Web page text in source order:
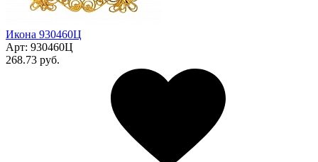
Икона 930460Ц
Арт: 930460Ц
268.73 руб.